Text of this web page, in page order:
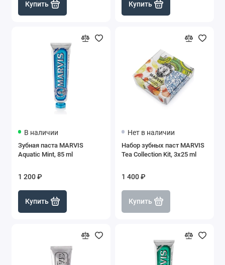
Купить Купить
В наличии
Зубная паста MARVIS
Aquatic Mint, 85 ml
1 200 ₽
Купить
Нет в наличии
Набор зубных паст MARVIS
Tea Collection Kit, 3x25 ml
1 400 ₽
Купить